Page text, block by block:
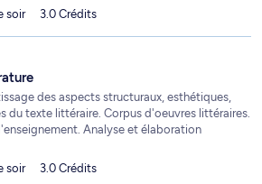
soir
3.0 Crédits
des aspects structuraux, esthétiques,
du texte littéraire. Corpus d'oeuvres littéraires.
Analyse et élaboration
soir
3.0 Crédits